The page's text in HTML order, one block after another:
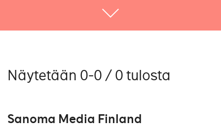
Näytetään 0-0 / 0 tulosta
Sanoma Media Finland